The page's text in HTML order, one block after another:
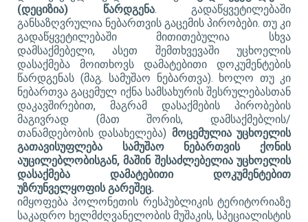
(დეციზია) წარდგენა. გადაწყვეტილებაში
განსაზღვრულია ნებართვის გაცემის პირობები. თუ კი
გადაწყვეტილებაში მითითებულია სხვა
დამსაქმებელი, ასეთ შემთხვევაში უცხოელის
დასაქმება მოითხოვს დამატებითი დოკუმენტების
წარდგენას (მაგ. სამუშაო ნებართვა). ხოლო თუ კი
ნებართვა გაცემულ იქნა სამსახურის შესრულებასთან
დაკავშირებით, მაგრამ დასაქმების პირობების
მაგივრად (მათ შორის, დამსაქმებლის/
თანამდებობის დასახელება) მოცემულია უცხოელის
გათავისუფლება სამუშაო ნებართვის ქონის
აუცილებლობისგან, მაშინ შესაძლებელია უცხოელის
დასაქმება დამატებითი დოკუმენტებით
უზრუნველყოფის გარეშეც.
იმყოფება პოლონეთის რესპუბლიკის ტერიტორიაზე
საკადრო ხელმძღვანელობის მუშაკის, სპეციალისტის